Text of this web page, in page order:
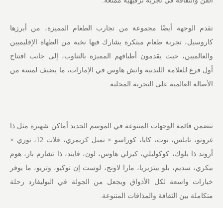
تقدم الوجهة أيضًا مجموعة من تجارب الطعام المميزة، من أبرزها
كاروسيل، تجربة طعام مبتكرة يشارك فيها نخبة من الطهاة الإقليميين
والعالميين، حيث يقدمون أطباقهم المميزة بالتناوب، إلى جانب افتتاح
أول فرع للعلامة اللندنية واتش هاوس في الإمارات، ما يضيف لمسة من
الأصالة العالمية على التجربة المحلية.
تتضمن قائمة الوجهات المتنوعة في الموسم الجديد أماكن شهيرة مثل ذا
غروتو، نابلس، نوت، كايا، كوراسو × تمبل كريمري، فلات 12، توري ×
أروند ذا بلوك، كوكوليلي، كيرلي هاوس، لون، فايند، ذا تشارم بار، هوم
بيكري، سديم، بلو بيتزيريا، مارا لاونج، لوست إن توكيو، وتريو، ما يوفر
خيارات واسعة لكل الأذواق ويجعل من الجولة في البوليفارد رحلة
متكاملة بين الثقافة والمذاقات المتنوعة.